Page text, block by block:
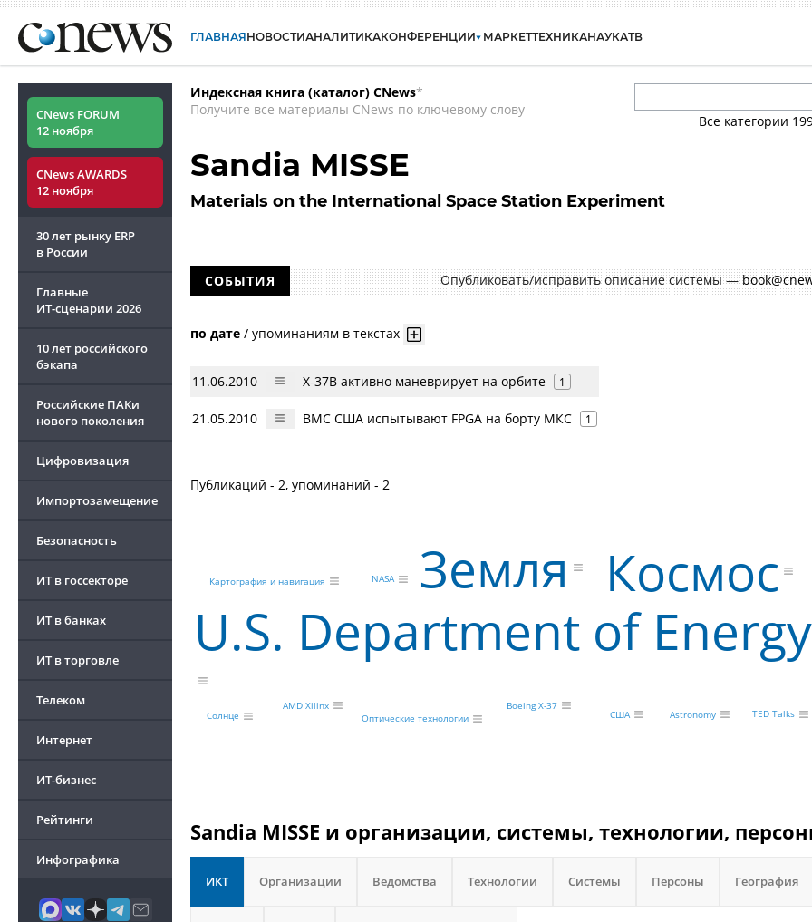
ГЛАВНАЯНОВОСТИАНАЛИТИКАКОНФЕРЕНЦИИ МАРКЕТТЕХНИКАНАУКАТВ
CNews FORUM
12 ноября
CNews AWARDS
12 ноября
30 лет рынку ERP
в России
Главные
ИТ-сценарии 2026
10 лет российского
бэкапа
Российские ПАКи
нового поколения
Цифровизация
Импортозамещение
Безопасность
ИТ в госсекторе
ИТ в банках
ИТ в торговле
Телеком
Интернет
ИТ-бизнес
Рейтинги
Инфографика
Индексная книга (каталог) CNews*
Получите все материалы CNews по ключевому слову
Все категории
Sandia MISSE
Materials on the International Space Station Experiment
СОБЫТИЯ Опубликовать/исправить описание системы —
по дате / упоминаниям в текстах
11.06.2010 X-37B активно маневрирует на орбите 1
21.05.2010 ВМС США испытывают FPGA на борту МКС 1
Публикаций - 2, упоминаний - 2
U.S. Department of Energy
Космос
Земля
AMD Xilinx
NASA
Картография и навигация
Оптические технологии
Boeing X-37
Солнце
США Astronomy TED Talks
Sandia MISSE и организации, системы, технологии,
ИКТ Организации Ведомства Технологии Системы Персоны География